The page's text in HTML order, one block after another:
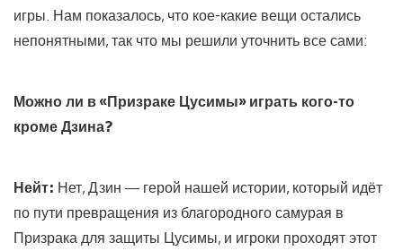
игры. Нам показалось, что кое-какие вещи остались
непонятными, так что мы решили уточнить все сами:
Можно ли в «Призраке Цусимы» играть кого-то
кроме Дзина?
Нейт: Нет, Дзин — герой нашей истории, который идёт
по пути превращения из благородного самурая в
Призрака для защиты Цусимы, и игроки проходят этот